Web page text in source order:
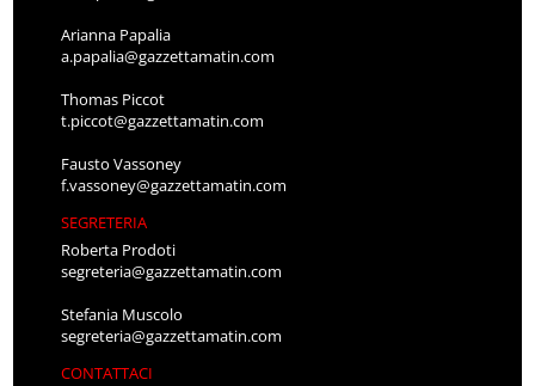
Arianna Papalia
a.papalia@gazzettamatin.com
Thomas Piccot
t.piccot@gazzettamatin.com
Fausto Vassoney
f.vassoney@gazzettamatin.com
SEGRETERIA
Roberta Prodoti
segreteria@gazzettamatin.com
Stefania Muscolo
segreteria@gazzettamatin.com
CONTATTACI